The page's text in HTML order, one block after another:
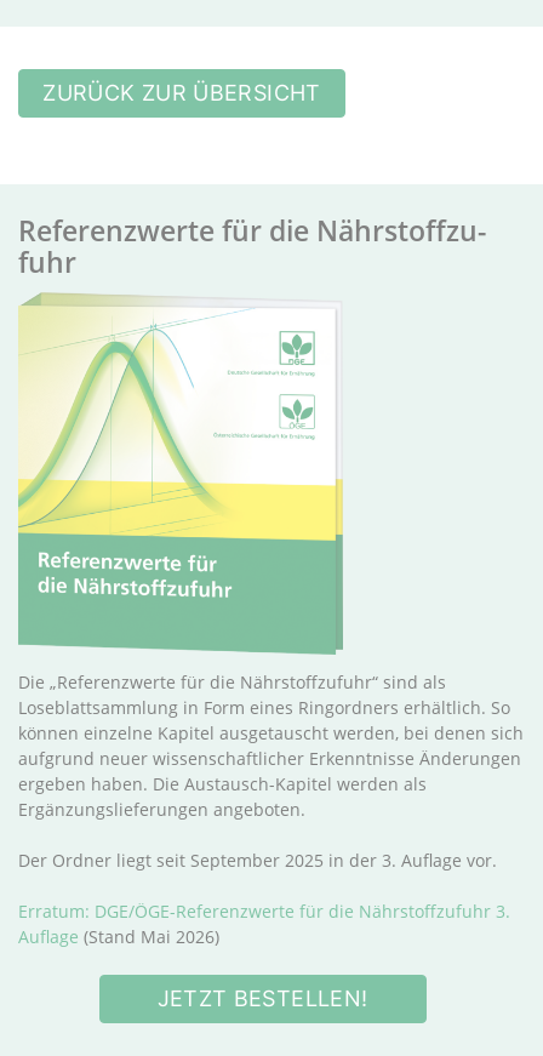
ZURÜCK ZUR ÜBERSICHT
Re­fer­enz­wer­te für die Nähr­stoff­zu­
fuhr
Die „Referenzwerte für die Nährstoffzufuhr“ sind als
Loseblattsammlung in Form eines Ringordners erhältlich. So
können einzelne Kapitel ausgetauscht werden, bei denen sich
aufgrund neuer wissenschaftlicher Erkenntnisse Änderungen
ergeben haben. Die Austausch-Kapitel werden als
Ergänzungslieferungen angeboten.
Der Ordner liegt seit September 2025 in der 3. Auflage vor.
Erratum: DGE/ÖGE-Referenzwerte für die Nährstoffzufuhr 3.
Auflage (Stand Mai 2026)
JETZT BESTELLEN!